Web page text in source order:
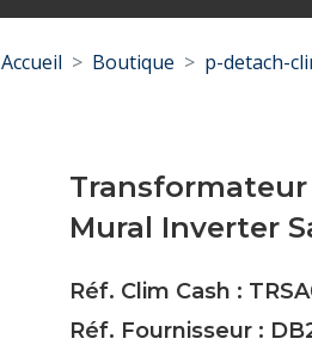
Accueil Boutique p-detach-
Mural Inverter
Réf. Clim Cash :
Réf. Fournisseur :